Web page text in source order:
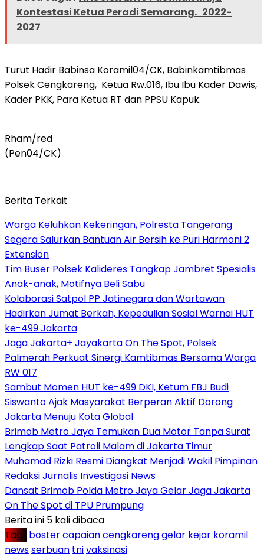
Kontestasi Ketua Peradi Semarang. 2022-
2027
Turut Hadir Babinsa Koramil04/CK, Babinkamtibmas
Polsek Cengkareng, Ketua Rw.016, Ibu Ibu Kader Dawis,
Kader PKK, Para Ketua RT dan PPSU Kapuk.
Rham/red
(Pen04/CK)
Berita Terkait
Warga Keluhkan Kekeringan, Polresta Tangerang
Segera Salurkan Bantuan Air Bersih ke Puri Harmoni 2
Extension
Tim Buser Polsek Kalideres Tangkap Jambret Spesialis
Anak-anak, Motifnya Beli Sabu
Kolaborasi Satpol PP Jatinegara dan Wartawan
Hadirkan Jumat Berkah, Kepedulian Sosial Warnai HUT
ke-499 Jakarta
Jaga Jakarta+ Jayakarta On The Spot, Polsek
Palmerah Perkuat Sinergi Kamtibmas Bersama Warga
RW 017
Sambut Momen HUT ke-499 DKI, Ketum FBJ Budi
Siswanto Ajak Masyarakat Berperan Aktif Dorong
Jakarta Menuju Kota Global
Brimob Metro Jaya Temukan Dua Motor Tanpa Surat
Lengkap Saat Patroli Malam di Jakarta Timur
Muhamad Rizki Resmi Diangkat Menjadi Wakil Pimpinan
Redaksi Jurnalis Investigasi News
Dansat Brimob Polda Metro Jaya Gelar Jaga Jakarta
On The Spot di TPU Prumpung
Berita ini 5 kali dibaca
Tag : bostercapaiancengkarenggelar kejar koramil
newsserbuan tnivaksinasi